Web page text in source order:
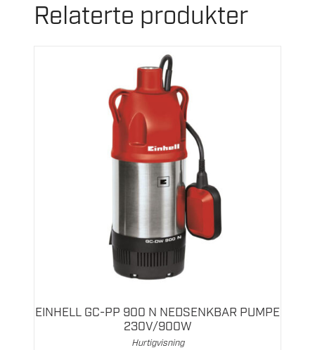
Relaterte produkter
EINHELL GC-PP 900 N NEDSENKBAR PUMPE
230V/900W
Hurtigvisning